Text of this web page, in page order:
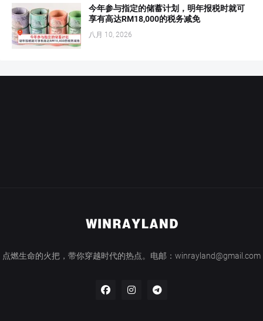
今年参与指定的储蓄计划，明年报税时就可
享有高达RM18,000的税务减免
八月 10, 2026
点燃生命的火把，带你穿越时代的热点。电邮：winrayland@gmail.com